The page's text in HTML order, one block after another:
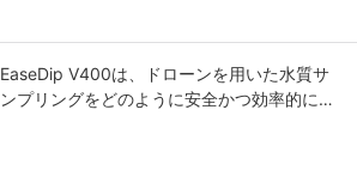
EaseDip V400は、ドローンを用いた水質サ
ンプリングをどのように安全かつ効率的に行